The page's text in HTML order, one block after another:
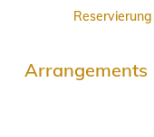
Reservierung
Arrangements